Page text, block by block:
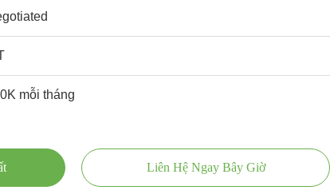
mỗi tháng
Liên Hệ Ngay Bây Giờ